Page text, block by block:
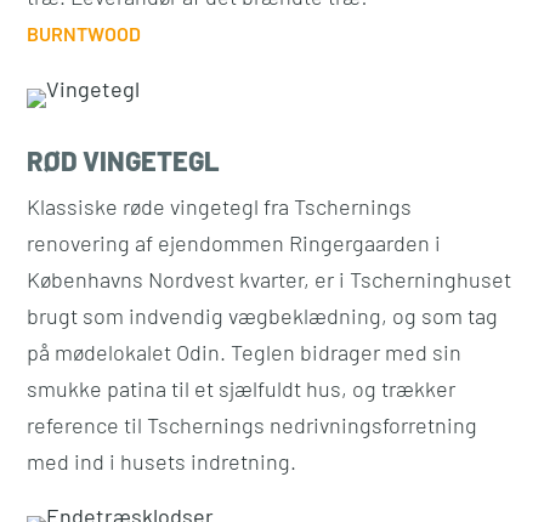
BURNTWOOD
RØD VINGETEGL
Klassiske røde vingetegl fra Tschernings
renovering af ejendommen Ringergaarden i
Københavns Nordvest kvarter, er i Tscherninghuset
brugt som indvendig vægbeklædning, og som tag
på mødelokalet Odin. Teglen bidrager med sin
smukke patina til et sjælfuldt hus, og trækker
reference til Tschernings nedrivningsforretning
med ind i husets indretning.